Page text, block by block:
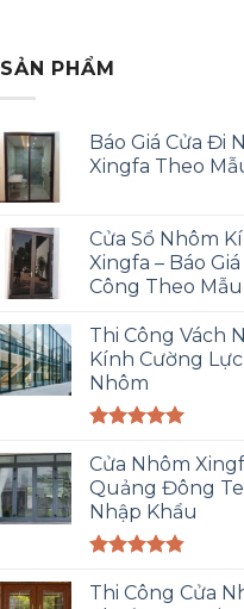
SẢN PHẨM
Báo Giá Cửa Đi
Xingfa Theo
Cửa Sổ Nhôm
Xingfa – Báo
Công Theo
Thi Công Vách
Kính Cường
Nhôm
hạng5.00
5 sao
Cửa Nhôm
Quảng Đông
Nhập Khẩu
hạng4.83
Thi Công Cửa